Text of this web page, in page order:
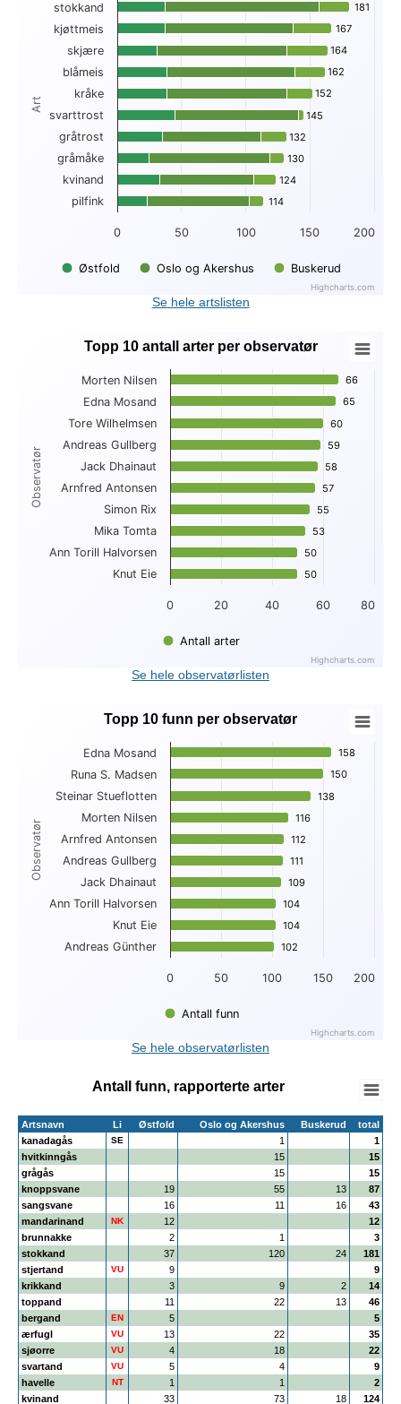
Bar chart with 3 data series.
View as data table, Topp 10 rapporterte arter, alle områder
The chart has 1 X axis displaying Art.
The chart has 1 Y axis displaying . Data ranges from 23 to
Art
181
181
167
167
164
164
162
162
152
152
145
145
132
132
130
130
124
124
114
114
Østfold Oslo og Akershus Buskerud
0 50 100 150 200
stokkand
kjøttmeis
skjære
blåmeis
kråke
svarttrost
gråtrost
gråmåke
kvinand
pilfink
Highcharts.com
End of interactive chart.Se hele artslisten
Topp 10 antall arter per observatør
Bar chart with 10 bars.
View as data table, Topp 10 antall arter per observatør
The chart has 1 X axis displaying Observatør.
The chart has 1 Y axis displaying . Data ranges from 50 to
Observatør
Topp 10 antall arter per observatør
66
66
65
65
60
60
59
59
58
58
57
57
55
55
53
53
50
50
50
50
Antall arter
0 20 40 60 80
Morten Nilsen
Edna Mosand
Tore Wilhelmsen
Andreas Gullberg
Jack Dhainaut
Arnfred Antonsen
Simon Rix
Mika Tomta
Ann Torill Halvorsen
Knut Eie
Highcharts.com
End of interactive chart.Se hele observatørlisten
Topp 10 funn per observatør
Bar chart with 10 bars.
View as data table, Topp 10 funn per observatør
The chart has 1 X axis displaying Observatør.
The chart has 1 Y axis displaying . Data ranges from 102 to
Observatør
Topp 10 funn per observatør
158
158
150
150
138
138
116
116
112
112
111
111
109
109
104
104
104
104
102
102
Antall funn
0 50 100 150 200
Edna Mosand
Runa S. Madsen
Steinar Stueflotten
Morten Nilsen
Arnfred Antonsen
Andreas Gullberg
Jack Dhainaut
Ann Torill Halvorsen
Knut Eie
Andreas Günther
Highcharts.com
End of interactive chart.Se hele observatørlisten
Antall funn, rapporterte arter
Artsnavn Li Østfold Oslo og Akershus Buskerud
total
kanadagås
SE 1
1
hvitkinngås
15
15
grågås
15
15
knoppsvane
19 55 13
87
sangsvane
16 11 16
43
mandarinand
NK 12
12
brunnakke
2 1
3
stokkand
37 120 24
181
stjertand
VU 9
9
krikkand
3 9 2
14
toppand
11 22 13
46
bergand
EN 5
5
ærfugl
VU 13 22
35
sjøorre
VU 4 18
22
svartand
VU 5 4
9
havelle
NT 1 1
2
kvinand
33 73 18 124